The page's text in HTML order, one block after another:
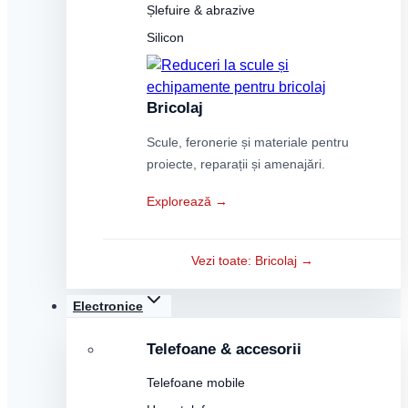
Șlefuire & abrazive
Silicon
Bricolaj
Scule, feronerie și materiale pentru
proiecte, reparații și amenajări.
Explorează →
Vezi toate: Bricolaj →
Electronice
Telefoane & accesorii
Telefoane mobile